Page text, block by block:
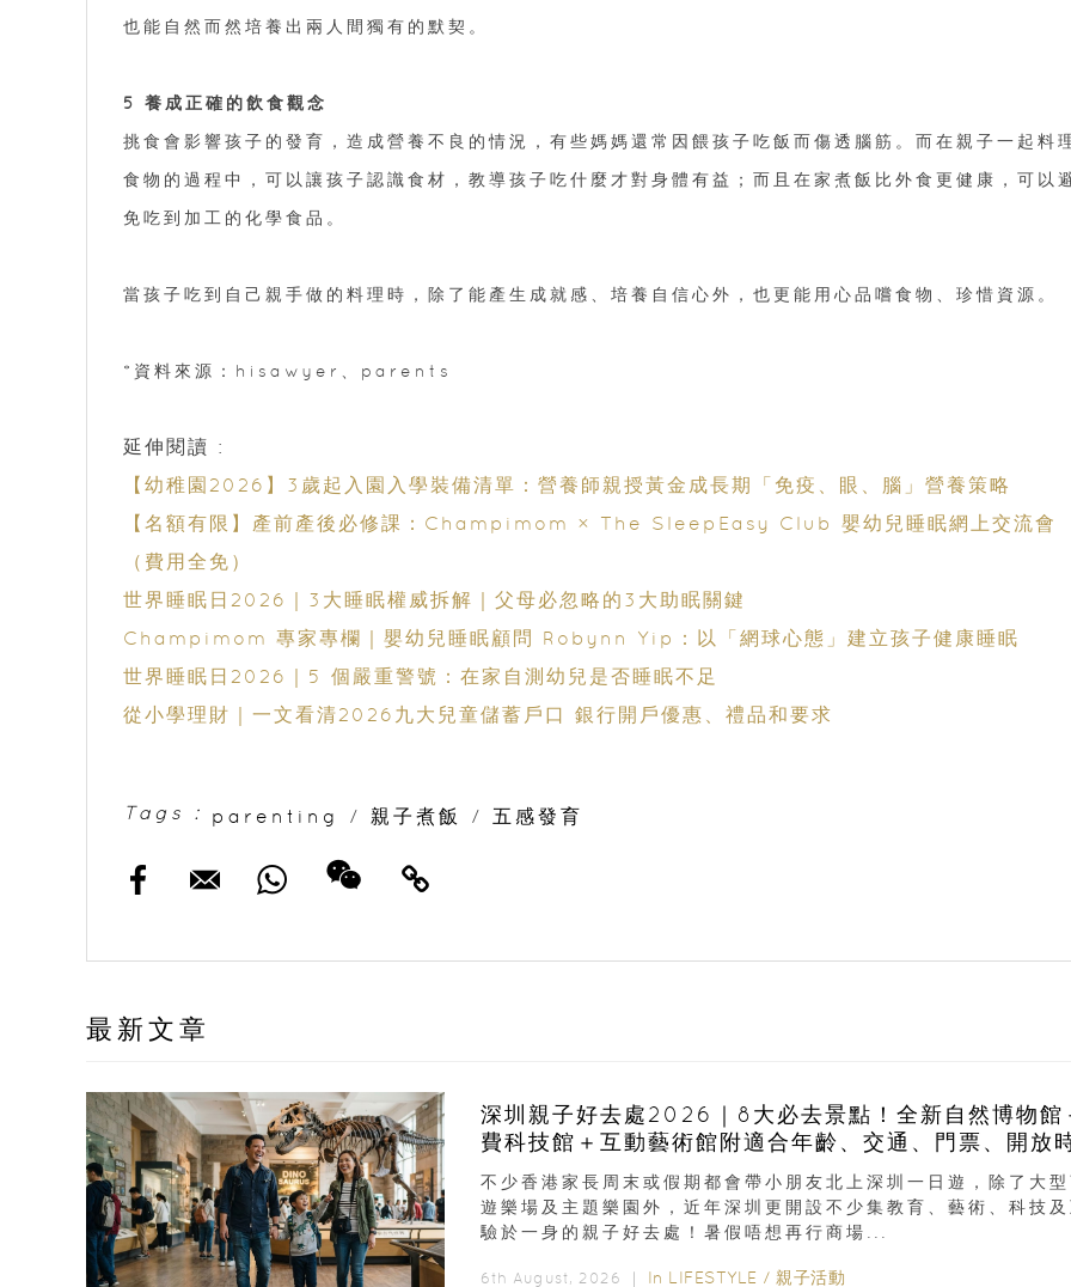
也能自然而然培養出兩人間獨有的默契。
5 養成正確的飲食觀念
挑食會影響孩子的發育，造成營養不良的情況，有些媽媽還常因餵孩子吃飯而傷透腦筋。而在親子一起料
食物的過程中，可以讓孩子認識食材，教導孩子吃什麼才對身體有益；而且在家煮飯比外食更健康，可以
免吃到加工的化學食品。
當孩子吃到自己親手做的料理時，除了能產生成就感、培養自信心外，也更能用心品嚐食物、珍惜資源。
*資料來源：hisawyer、parents
延伸閱讀 :
【幼稚園2026】3歲起入園入學裝備清單：營養師親授黃金成長期「免疫、眼、腦」營養策略
【名額有限】產前產後必修課：Champimom × The SleepEasy Club 嬰幼兒睡眠網上交流會
（費用全免）
世界睡眠日2026｜3大睡眠權威拆解｜父母必忽略的3大助眠關鍵
Champimom 專家專欄｜嬰幼兒睡眠顧問 Robynn Yip：以「網球心態」建立孩子健康睡眠
世界睡眠日2026｜5 個嚴重警號：在家自測幼兒是否睡眠不足
從小學理財｜一文看清2026九大兒童儲蓄戶口 銀行開戶優惠、禮品和要求
Tags : parenting / 親子煮飯 / 五感發育
最新文章
深圳親子好去處2026｜8大必去景點！全新自然博物館
費科技館＋互動藝術館附適合年齡、交通、門票、開放
不少香港家長周末或假期都會帶小朋友北上深圳一日遊，除了大
遊樂場及主題樂園外，近年深圳更開設不少集教育、藝術、科技
驗於一身的親子好去處！暑假唔想再行商場...
6th August, 2026 ｜ In LIFESTYLE / 親子活動